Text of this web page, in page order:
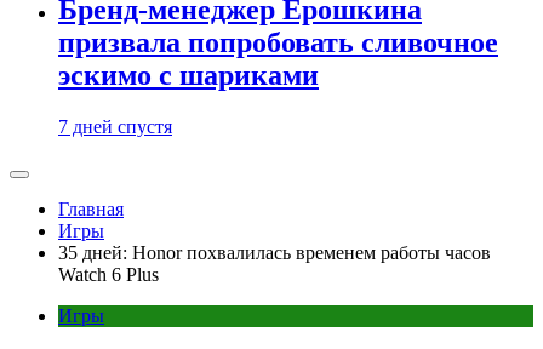
Бренд-менеджер Ерошкина
призвала попробовать сливочное
эскимо с шариками
7 дней спустя
Главная
Игры
35 дней: Honor похвалилась временем работы часов
Watch 6 Plus
Игры